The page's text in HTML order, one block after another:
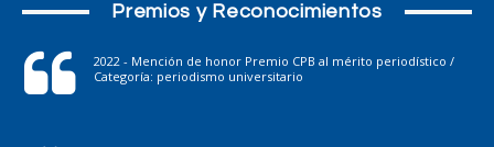
Premios y Reconocimientos
2022 - Mención de honor Premio CPB al mérito periodístico /
Categoría: periodismo universitario